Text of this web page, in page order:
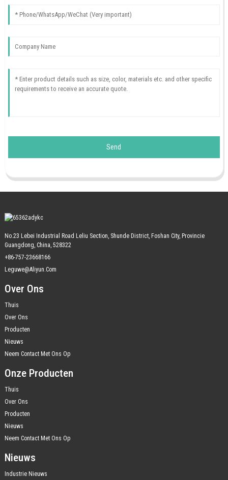
Send
No.23 Lebei Industrial Road Leliu Section, Shunde District, Foshan City, Provincie
Guangdong, China, 528322
+86-757-23668166
Leguwe@aliyun.com
Over Ons
Thuis
Over Ons
Producten
Nieuws
Neem Contact Met Ons Op
Onze Producten
Thuis
Over Ons
Producten
Nieuws
Neem Contact Met Ons Op
Nieuws
Industrie Nieuws